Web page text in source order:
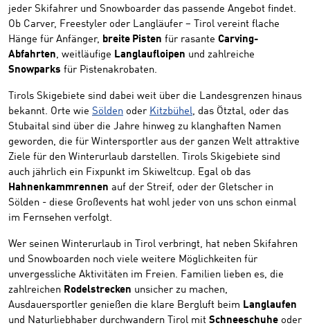
jeder Skifahrer und Snowboarder das passende Angebot findet.
Ob Carver, Freestyler oder Langläufer – Tirol vereint flache
Hänge für Anfänger, breite Pisten für rasante Carving-
Abfahrten, weitläufige Langlaufloipen und zahlreiche
Snowparks für Pistenakrobaten.
Tirols Skigebiete sind dabei weit über die Landesgrenzen hinaus
bekannt. Orte wie Sölden oder Kitzbühel, das Ötztal, oder das
Stubaital sind über die Jahre hinweg zu klanghaften Namen
geworden, die für Wintersportler aus der ganzen Welt attraktive
Ziele für den Winterurlaub darstellen. Tirols Skigebiete sind
auch jährlich ein Fixpunkt im Skiweltcup. Egal ob das
Hahnenkammrennen auf der Streif, oder der Gletscher in
Sölden - diese Großevents hat wohl jeder von uns schon einmal
im Fernsehen verfolgt.
Wer seinen Winterurlaub in Tirol verbringt, hat neben Skifahren
und Snowboarden noch viele weitere Möglichkeiten für
unvergessliche Aktivitäten im Freien. Familien lieben es, die
zahlreichen Rodelstrecken unsicher zu machen,
Ausdauersportler genießen die klare Bergluft beim Langlaufen
und Naturliebhaber durchwandern Tirol mit Schneeschuhe oder